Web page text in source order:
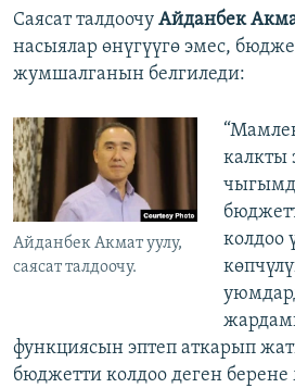
Саясат талдоочу Айданбек
насыялар өнүгүүгө эмес,
жумшалганын белгиледи:
Айданбек Акмат уулу,
саясат талдоочу.
калкты
колдоо
функциясын эптеп аткарып
бюджетти колдоо деген